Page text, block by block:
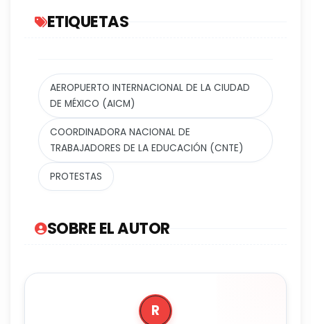
ETIQUETAS
AEROPUERTO INTERNACIONAL DE LA CIUDAD
DE MÉXICO (AICM)
COORDINADORA NACIONAL DE
TRABAJADORES DE LA EDUCACIÓN (CNTE)
PROTESTAS
SOBRE EL AUTOR
R